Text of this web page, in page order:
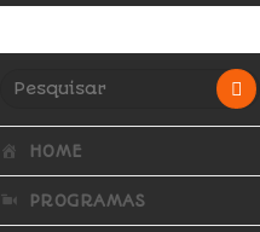
HOME
PROGRAMAS